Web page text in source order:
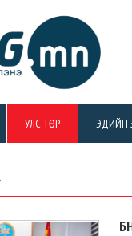
УЛС ТӨР ЭДИЙН